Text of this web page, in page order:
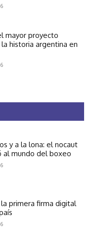
mayor proyecto
historia argentina en
y a la lona: el nocaut
al mundo del boxeo
primera firma digital